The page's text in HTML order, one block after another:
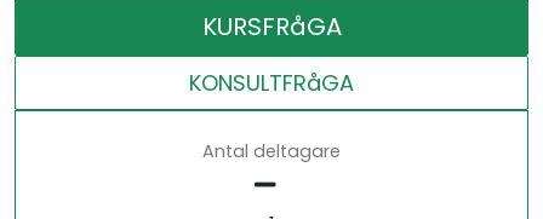
KURSFRåGA
KONSULTFRåGA
Antal deltagare